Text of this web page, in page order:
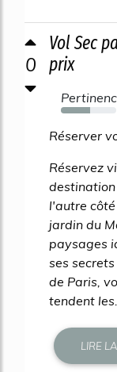
0
Vol Sec
prix
53%
Réserver
Réservez
destination
l'autre
jardin du
paysages
ses
de Paris,
tendent
LIRE